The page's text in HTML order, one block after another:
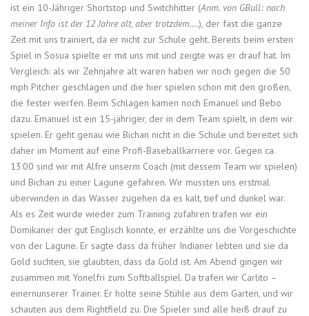
ist ein 10-Jähriger Shortstop und Switchhitter (Anm. von GBull: nach
meiner Info ist der 12 Jahre alt, aber trotzdem….), der fast die ganze
Zeit mit uns trainiert, da er nicht zur Schule geht. Bereits beim ersten
Spiel in Sosua spielte er mit uns mit und zeigte was er drauf hat. Im
Vergleich: als wir Zehnjahre alt waren haben wir noch gegen die 50
mph Pitcher geschlagen und die hier spielen schon mit den großen,
die fester werfen. Beim Schlagen kamen noch Emanuel und Bebo
dazu. Emanuel ist ein 15-jähriger, der in dem Team spielt, in dem wir
spielen. Er geht genau wie Bichan nicht in die Schule und bereitet sich
daher im Moment auf eine Profi-Baseballkarriere vor. Gegen ca.
13:00 sind wir mit Alfre unserm Coach (mit dessem Team wir spielen)
und Bichan zu einer Lagune gefahren. Wir mussten uns erstmal
überwinden in das Wasser zugehen da es kalt, tief und dunkel war.
Als es Zeit wurde wieder zum Training zufahren trafen wir ein
Domikaner der gut Englisch konnte, er erzählte uns die Vorgeschichte
von der Lagune. Er sagte dass da früher Indianer lebten und sie da
Gold suchten, sie glaubten, dass da Gold ist. Am Abend gingen wir
zusammen mit Yonelfri zum Softballspiel. Da trafen wir Carlito –
einernunserer Trainer. Er holte seine Stühle aus dem Garten, und wir
schauten aus dem Rightfield zu. Die Spieler sind alle heiß drauf zu